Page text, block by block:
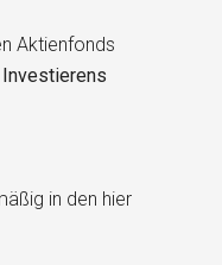
Aktienfonds
in den hier